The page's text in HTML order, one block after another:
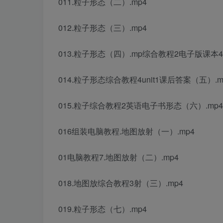
012.粒子形态（三）.mp4
013.粒子形态（四）.mp综合教程2电子版课本4
014.粒子形态综合教程4unit1课后答案 （五）
015.粒子综合教程2英语电子书形态（六）.mp4
016组装电脑教程.地图放射（一）.mp4
01电脑教程7.地图放射（二）.mp4
018.地图放综合教程3射（三）.mp4
019.粒子形态（七）.mp4